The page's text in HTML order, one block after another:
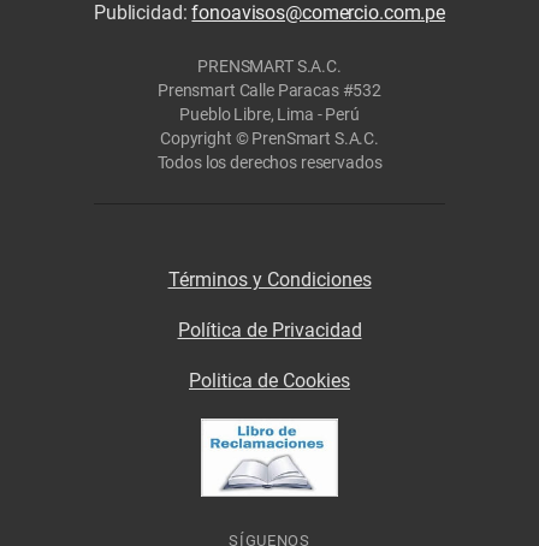
Publicidad:fonoavisos@comercio.com.pe
PRENSMART S.A.C.
Prensmart Calle Paracas #532
Pueblo Libre, Lima - Perú
Copyright © PrenSmart S.A.C.
Todos los derechos reservados
Términos y Condiciones
Política de Privacidad
Politica de Cookies
SÍGUENOS